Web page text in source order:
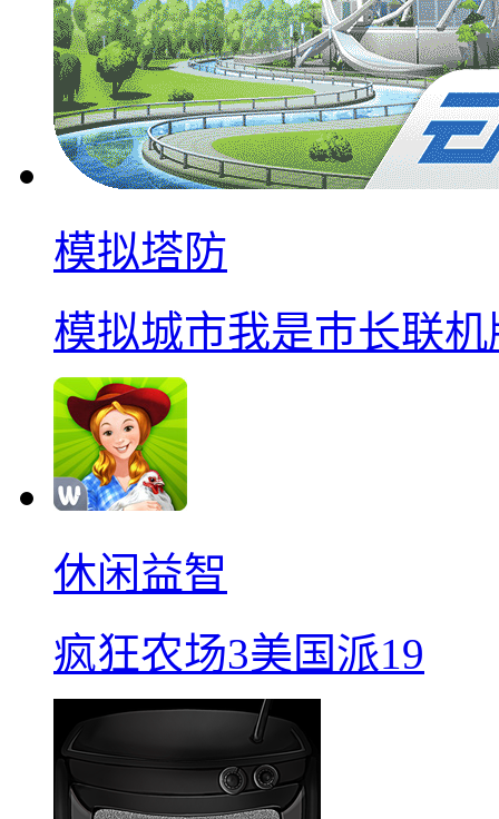
模拟塔防
模拟城市我是巿长联机
休闲益智
疯狂农场3美国派19